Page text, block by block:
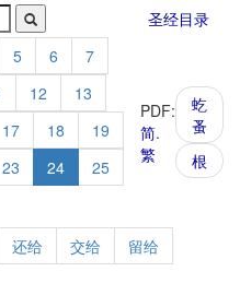
圣经目录
5 6
7
12
13
17 18
19
23 24
25
PDF:
简.
繁
虼
蚤
根
还给 交给
留给